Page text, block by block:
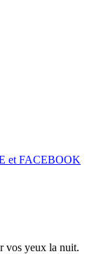
et FACEBOOK
vos yeux la nuit.